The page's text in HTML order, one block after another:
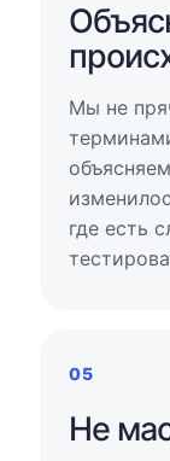
Мы не
где есть
05
Не